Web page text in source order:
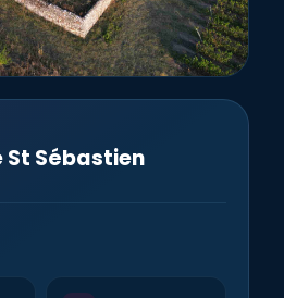
St Sébastien